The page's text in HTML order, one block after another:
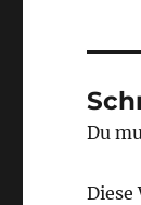
Du
Diese